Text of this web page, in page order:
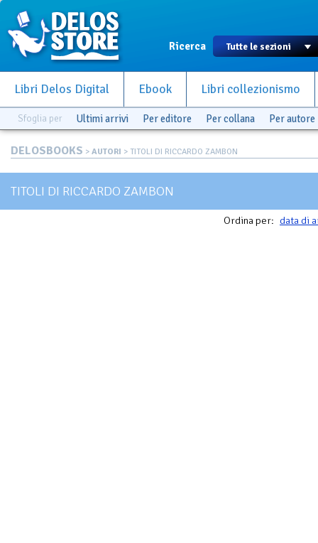
Ricerca
Libri Delos Digital Ebook Libri collezionismo
Sfoglia per Ultimi arrivi Per editore Per collana Per autore
DELOSBOOKS > AUTORI > TITOLI DI RICCARDO ZAMBON
TITOLI DI RICCARDO ZAMBON
Ordina per: data di